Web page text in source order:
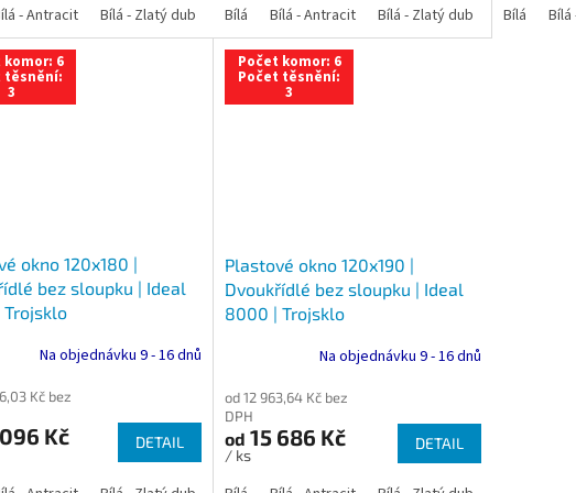
- Antracit Bílá - Zlatý dub Bílá - Tmavý dub Bílá - Ořech Bílá - Mahagon
Bílá Bílá - Antracit Bílá - Zlatý dub Bílá -
Bílá
komor: 6
těsnění:
3
okno 120x180 |
bez sloupku | Ideal
Na objednávku 9 - 16 dnů
Kč bez
Kč DETAIL
Počet komor: 6
Počet těsnění:
3
Plastové okno 120x190 |
Dvoukřídlé bez sloupku | Ideal
8000 | Trojsklo
Na objednávku 9 - 16 dnů
od 12 963,64 Kč bez
DPH
od 15 686 Kč
/ ks
DETAIL